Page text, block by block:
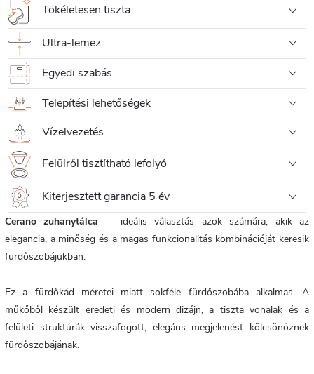
Tökéletesen tiszta
Ultra-lemez
Egyedi szabás
Telepítési lehetőségek
Vízelvezetés
Felülről tisztítható lefolyó
Kiterjesztett garancia 5 év
Cerano zuhanytálca
ideális választás azok számára, akik az
elegancia, a minőség és a magas funkcionalitás kombinációját keresik
fürdőszobájukban.
Ez a fürdőkád méretei miatt sokféle fürdőszobába alkalmas. A
műkőből készült eredeti és modern dizájn, a tiszta vonalak és a
felületi struktúrák visszafogott, elegáns megjelenést kölcsönöznek
fürdőszobájának.